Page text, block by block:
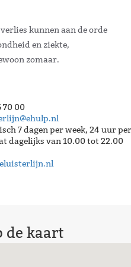
kunnen aan de orde
en ziekte,
zomaar.
70 00
7 dagen per week, 24 uur per
dagelijks van 10.00 tot 22.00
de kaart